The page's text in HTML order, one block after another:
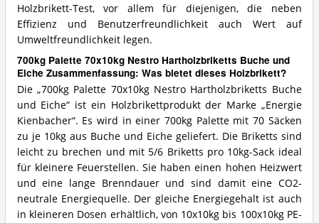
Holzbrikett-Test, vor allem für diejenigen, die neben
Effizienz und Benutzerfreundlichkeit auch Wert auf
Umweltfreundlichkeit legen.
700kg Palette 70x10kg Nestro Hartholzbriketts Buche und
Eiche Zusammenfassung: Was bietet dieses Holzbrikett?
Die „700kg Palette 70x10kg Nestro Hartholzbriketts Buche
und Eiche“ ist ein Holzbrikettprodukt der Marke „Energie
Kienbacher“. Es wird in einer 700kg Palette mit 70 Säcken
zu je 10kg aus Buche und Eiche geliefert. Die Briketts sind
leicht zu brechen und mit 5/6 Briketts pro 10kg-Sack ideal
für kleinere Feuerstellen. Sie haben einen hohen Heizwert
und eine lange Brenndauer und sind damit eine CO2-
neutrale Energiequelle. Der gleiche Energiegehalt ist auch
in kleineren Dosen erhältlich, von 10x10kg bis 100x10kg PE-